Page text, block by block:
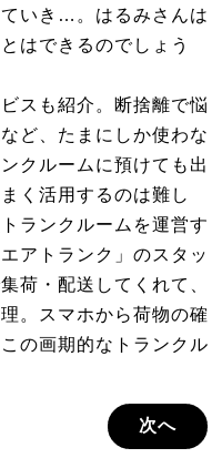
いき…。はるみさんは
はできるのでしょう
スも紹介。断捨離で悩
ど、たまにしか使わな
クルームに預けても出
く活用するのは難し
ランクルームを運営す
アトランク」のスタッ
荷・配送してくれて、
。スマホから荷物の確
の画期的なトランクル
次へ